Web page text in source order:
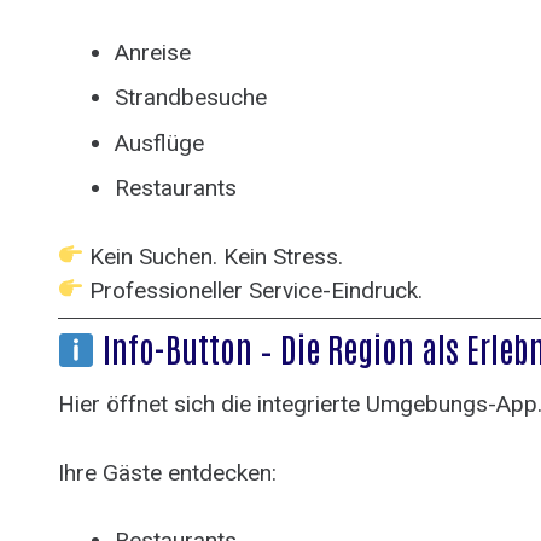
Anreise
Strandbesuche
Ausflüge
Restaurants
Kein Suchen. Kein Stress.
Professioneller Service-Eindruck.
Info-Button – Die Region als
Hier öffnet sich die integrierte Umgebungs-App.
Ihre Gäste entdecken: